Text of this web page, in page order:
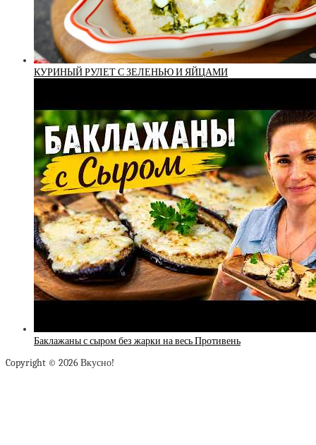
КУРИНЫЙ РУЛЕТ С ЗЕЛЕНЬЮ И ЯЙЦАМИ
Баклажаны с сыром без жарки на весь Противень
Copyright © 2026 Вкусно!